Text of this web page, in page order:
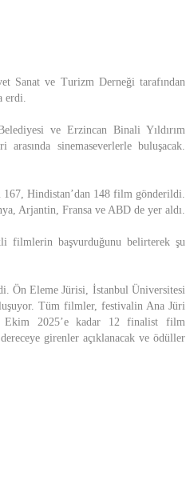
Sanat ve Turizm Derneği tarafından
erdi.
ve Erzincan Binali Yıldırım
sinemaseverlerle buluşacak.
167, Hindistan’dan 148 film gönderildi.
Arjantin, Fransa ve ABD de yer aldı.
filmlerin başvurduğunu belirterek şu
Ön Eleme Jürisi, İstanbul Üniversitesi
Tüm filmler, festivalin Ana Jüri
Ekim 2025’e kadar 12 finalist film
girenler açıklanacak ve ödüller